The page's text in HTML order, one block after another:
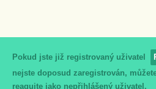
Pokud jste již registrovaný uživatel
nejste doposud zaregistrován,
reagujte jako nepřihlášený uživatel.